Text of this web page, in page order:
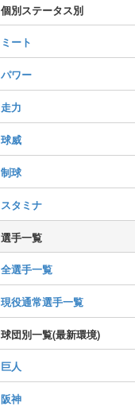
個別ステータス別
ミート
パワー
走力
球威
制球
スタミナ
選手一覧
全選手一覧
現役通常選手一覧
球団別一覧(最新環境)
巨人
阪神